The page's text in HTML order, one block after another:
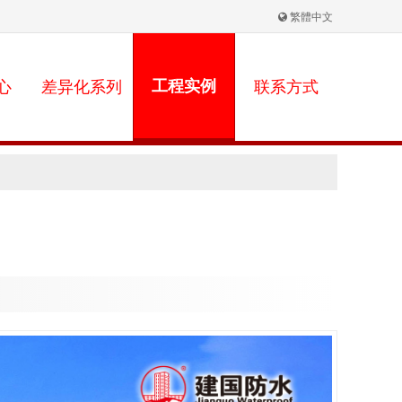
繁體中文
联系方式
工程实例
差异化系列